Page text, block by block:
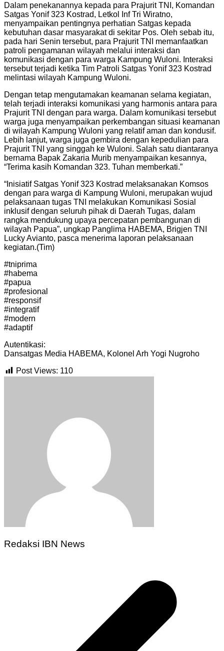
Dalam penekanannya kepada para Prajurit TNI, Komandan
Satgas Yonif 323 Kostrad, Letkol Inf Tri Wiratno,
menyampaikan pentingnya perhatian Satgas kepada
kebutuhan dasar masyarakat di sekitar Pos. Oleh sebab itu,
pada hari Senin tersebut, para Prajurit TNI memanfaatkan
patroli pengamanan wilayah melalui interaksi dan
komunikasi dengan para warga Kampung Wuloni. Interaksi
tersebut terjadi ketika Tim Patroli Satgas Yonif 323 Kostrad
melintasi wilayah Kampung Wuloni.
Dengan tetap mengutamakan keamanan selama kegiatan,
telah terjadi interaksi komunikasi yang harmonis antara para
Prajurit TNI dengan para warga. Dalam komunikasi tersebut
warga juga menyampaikan perkembangan situasi keamanan
di wilayah Kampung Wuloni yang relatif aman dan kondusif.
Lebih lanjut, warga juga gembira dengan kepedulian para
Prajurit TNI yang singgah ke Wuloni. Salah satu diantaranya
bernama Bapak Zakaria Murib menyampaikan kesannya,
“Terima kasih Komandan 323. Tuhan memberkati.”
“Inisiatif Satgas Yonif 323 Kostrad melaksanakan Komsos
dengan para warga di Kampung Wuloni, merupakan wujud
pelaksanaan tugas TNI melakukan Komunikasi Sosial
inklusif dengan seluruh pihak di Daerah Tugas, dalam
rangka mendukung upaya percepatan pembangunan di
wilayah Papua”, ungkap Panglima HABEMA, Brigjen TNI
Lucky Avianto, pasca menerima laporan pelaksanaan
kegiatan.(Tim)
#tniprima
#habema
#papua
#profesional
#responsif
#integratif
#modern
#adaptif
Autentikasi:
Dansatgas Media HABEMA, Kolonel Arh Yogi Nugroho
Post Views: 110
Redaksi IBN News